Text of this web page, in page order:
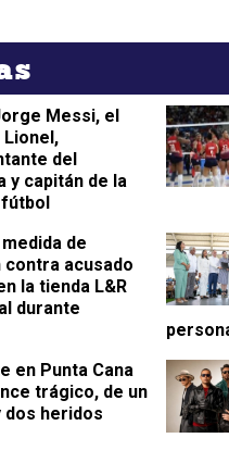
Messi, el
Lionel,
del
y capitán de la
de
acusado
la tienda L&R
durante
en Punta Cana
trágico, de un
dos heridos